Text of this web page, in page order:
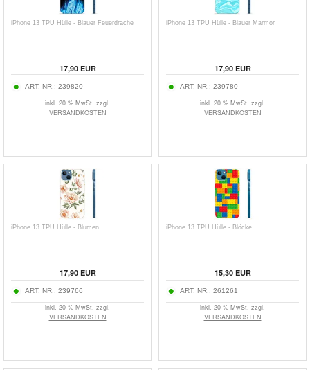
iPhone 13 TPU Hülle - Blauer Feuerdrache
17,90EUR
ART. NR.: 239820
inkl. 20 % MwSt. zzgl.
VERSANDKOSTEN
iPhone 13 TPU Hülle - Blauer Marmor
17,90EUR
ART. NR.: 239780
inkl. 20 % MwSt. zzgl.
VERSANDKOSTEN
iPhone 13 TPU Hülle - Blumen
17,90EUR
ART. NR.: 239766
inkl. 20 % MwSt. zzgl.
VERSANDKOSTEN
iPhone 13 TPU Hülle - Blöcke
15,30EUR
ART. NR.: 261261
inkl. 20 % MwSt. zzgl.
VERSANDKOSTEN